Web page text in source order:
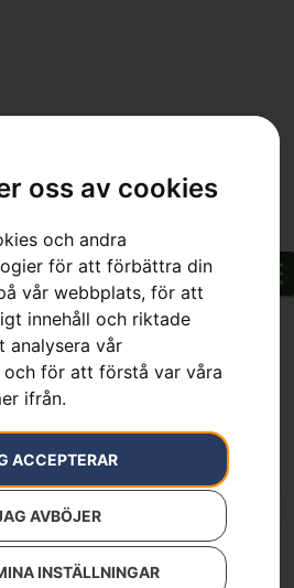
oss av cookies
och andra
för att förbättra din
vår webbplats, för att
innehåll och riktade
analysera vår
för att förstå var våra
ifrån.
ACCEPTERAR
AVBÖJER
INSTÄLLNINGAR